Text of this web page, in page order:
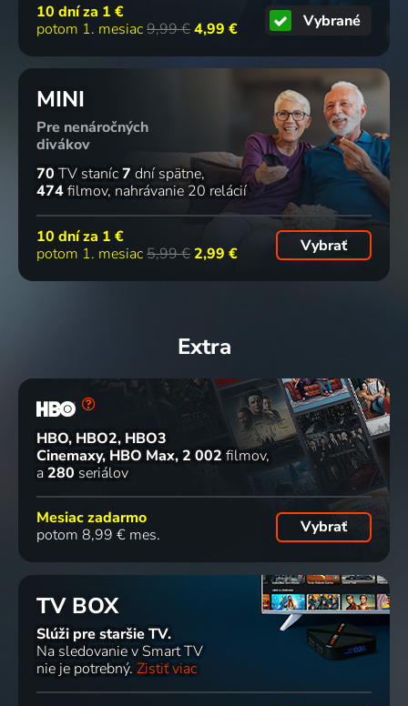
10 dní za 1 €
potom 1. mesiac9,99 €4,99 € Vybrané
MINI
Pre nenáročných
divákov
70 TV staníc7 dní spätne
474filmov nahrávanie 20 relácií
10 dní za 1 €
potom 1. mesiac5,99 € 2,99 € Vybrať
Extra
HBO, HBO2, HBO3
Cinemaxy, HBO Max 2 002 filmov
a 280 seriálov
Mesiac zadarmo
potom 8,99 € mes.
Vybrať
TV BOX
Slúži pre staršie TV.
Na sledovanie v Smart TV
nie je potrebný. Zistiť viac